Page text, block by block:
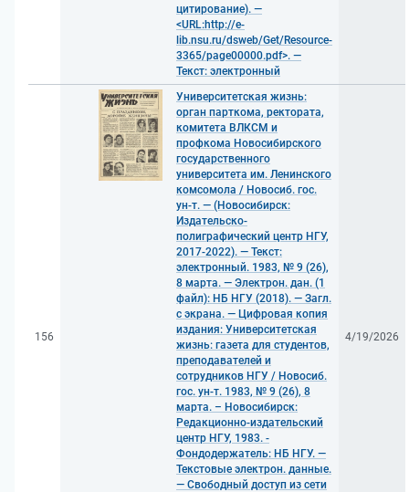
цитирование). —
<URL:http://e-
lib.nsu.ru/dsweb/Get/Resource-
3365/page00000.pdf>. —
Текст: электронный
156
Университетская жизнь:
орган парткома, ректората,
комитета ВЛКСМ и
профкома Новосибирского
государственного
университета им. Ленинского
комсомола / Новосиб. гос.
ун-т. — (Новосибирск:
Издательско-
полиграфический центр НГУ,
2017-2022). — Текст:
электронный. 1983, № 9 (26),
8 марта. — Электрон. дан. (1
файл): НБ НГУ (2018). — Загл.
с экрана. — Цифровая копия
издания: Университетская
жизнь: газета для студентов,
преподавателей и
сотрудников НГУ / Новосиб.
гос. ун-т. 1983, № 9 (26), 8
марта. – Новосибирск:
Редакционно-издательский
центр НГУ, 1983. -
Фондодержатель: НБ НГУ. —
Текстовые электрон. данные.
— Свободный доступ из сети
4/19/2026